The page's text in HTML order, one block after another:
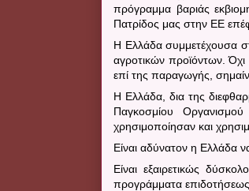
πρόγραμμα βαριάς
Πατρίδος μας στην ΕΕ
Η Ελλάδα συμμετέχουσα
αγροτικών προϊόντων.Όχι
επί της παραγωγής,
Η Ελλάδα, δια της
Παγκοσμίου
χρησιμοποίησαν και
Είναι αδύνατον η Ελλάδα
Είναι εξαιρετικώς
προγράμματα επιδοτήσεως